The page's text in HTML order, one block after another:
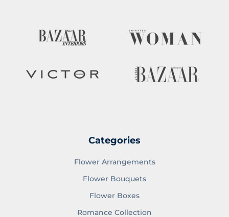
Categories
Flower Arrangements
Flower Bouquets
Flower Boxes
Romance Collection